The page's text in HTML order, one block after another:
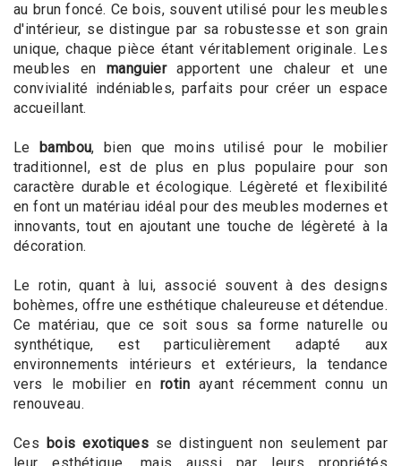
au brun foncé. Ce bois, souvent utilisé pour les meubles
d'intérieur, se distingue par sa robustesse et son grain
unique, chaque pièce étant véritablement originale. Les
meubles enmanguierapportent une chaleur et une
convivialité indéniables, parfaits pour créer un espace
accueillant.
Le bambou, bien que moins utilisé pour le mobilier
traditionnel, est de plus en plus populaire pour son
caractère durable et écologique. Légèreté et flexibilité
en font un matériau idéal pour des meubles modernes et
innovants, tout en ajoutant une touche de légèreté à la
décoration.
Le rotin, quant à lui, associé souvent à des designs
bohèmes, offre une esthétique chaleureuse et détendue.
Ce matériau, que ce soit sous sa forme naturelle ou
synthétique, est particulièrement adapté aux
environnements intérieurs et extérieurs, la tendance
vers le mobilier en rotin ayant récemment connu un
renouveau.
Ces bois exotiquesse distinguent non seulement par